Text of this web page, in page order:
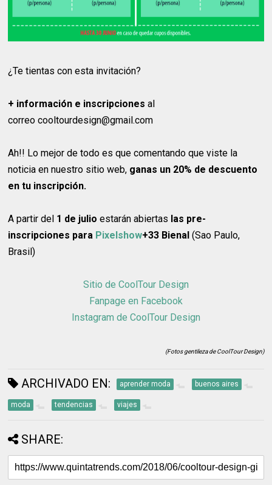
¿Te tientas con esta invitación?
+ información e inscripciones al
correo cooltourdesign@gmail.com
Ah!! Lo mejor de todo es que comentando que viste la
noticia en nuestro sitio web, ganas un 20% de descuento
en tu inscripción.
A partir del 1 de julioestarán abiertas las pre-
inscripciones para Pixelshow+33 Bienal (Sao Paulo,
Brasil)
Sitio de CoolTour Design
Fanpage en Facebook
Instagram de CoolTour Design
(Fotos gentileza de CoolTour Design)
ARCHIVADO EN: aprender moda buenos aires
moda tendencias viajes
SHARE: